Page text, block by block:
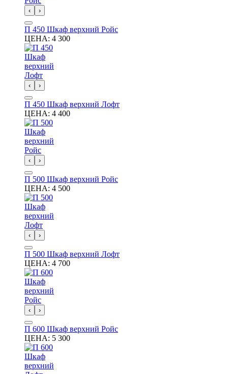
‹ ›
П 450 Шкаф верхний Ройс
ЦЕНА: 4 300
‹ ›
П 450 Шкаф верхний Лофт
ЦЕНА: 4 400
‹ ›
П 500 Шкаф верхний Ройс
ЦЕНА: 4 500
‹ ›
П 500 Шкаф верхний Лофт
ЦЕНА: 4 700
‹ ›
П 600 Шкаф верхний Ройс
ЦЕНА: 5 300